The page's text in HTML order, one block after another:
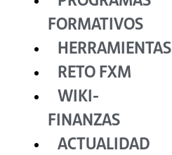
FORMATIVOS
HERRAMIENTAS
RETO FXM
WIKI-
FINANZAS
ACTUALIDAD